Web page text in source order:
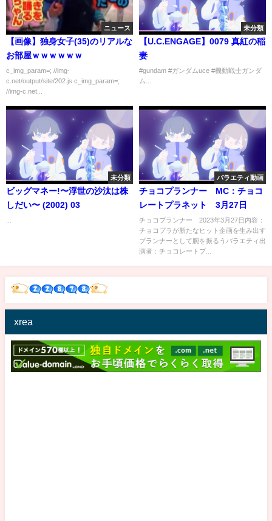
ニュース
【画像】独身女子(35)のリアルな
お部屋ｗｗｗｗｗｗ
c_img_param=; //img-
c.net/output/site/202.js c_img_param=;
//img-c.net...
未分類
【U.C.ENGAGE】0079 真紅の稲
妻
#gundam #ガンダムuce #機動戦士ガンダ
ム...
未分類
ビッグマネー!〜浮世の沙汰は株
しだい〜 (2002) 03
...
バラエティ動画
チョコプランナー MC：チョコ
レートプラネット 3月27日
チョコプランナー 2023年3月27日内容：
チョコプラが新たなヒット企画を生み出す
プランナーとして腕を振るうバラエティ出
演者：チョコレートプ...
xrea